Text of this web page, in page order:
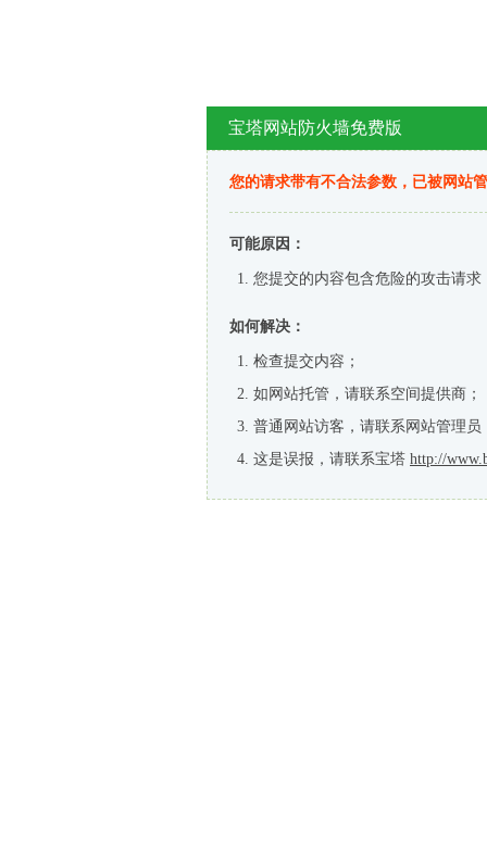
宝塔网站防火墙免费版
您的请求带有不合法参数，已被网站
可能原因：
您提交的内容包含危险的攻击请求
如何解决：
检查提交内容；
如网站托管，请联系空间提供商；
普通网站访客，请联系网站管理员
这是误报，请联系宝塔 http://